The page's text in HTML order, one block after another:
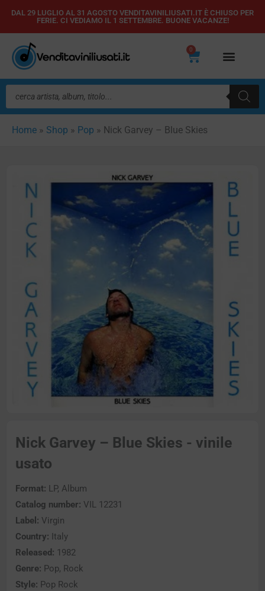
Vai
contenuto
DAL 29 LUGLIO AL 31 AGOSTO VENDITAVINILIUSATI.IT È CHIUSO PER
FERIE. CI VEDIAMO IL 1 SETTEMBRE. BUONE VACANZE!
0
Carrello
Ricerca
prodotti
Home » Shop » Pop » Nick Garvey – Blue Skies
Nick Garvey – Blue Skies - vinile
usato
Format: LP, Album
Catalog number: VIL 12231
Label: Virgin
Country: Italy
Released: 1982
Genre: Pop, Rock
Style: Pop Rock